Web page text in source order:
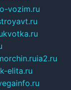
vozim.ru
kvotka.ru
ia2.ru
elita.ru